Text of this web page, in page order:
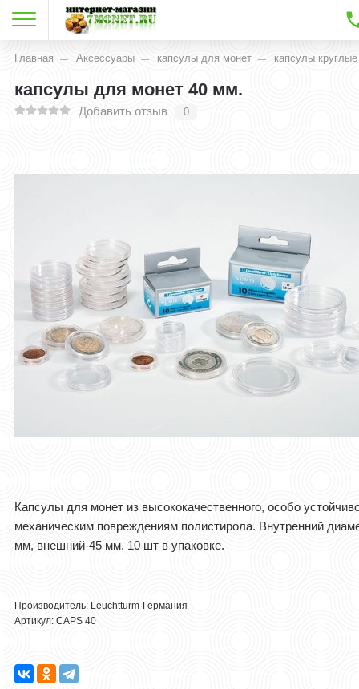
Главная Аксессуары капсулы для монет капсулы круглые
капсулы для монет 40 мм.
Добавить отзыв 0
Капсулы для монет из высококачественного, особо
механическим повреждениям полистирола. Внутренний
мм, внешний-45 мм. 10 шт в упаковке.
Производитель: Leuchtturm-Германия
Артикул: CAPS 40